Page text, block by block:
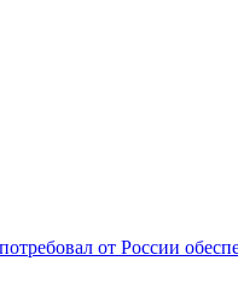
от России